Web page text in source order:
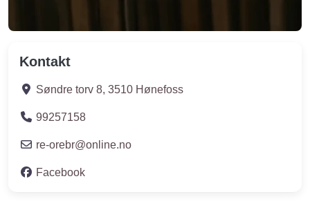
Kontakt
Søndre torv 8, 3510 Hønefoss
99257158
re-orebr@online.no
Facebook